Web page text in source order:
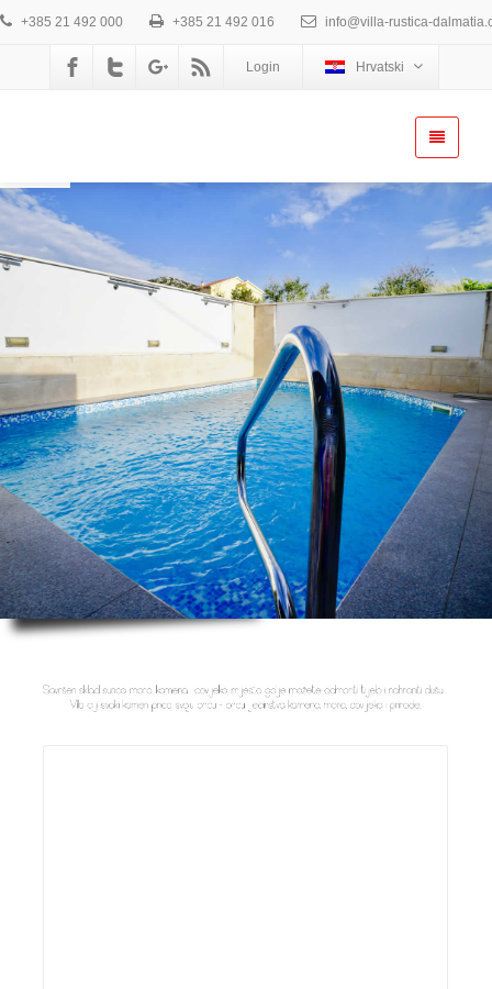
+385 21 492 000 +385 21 492 016 info@villa-rustica-
Login Hrvatski